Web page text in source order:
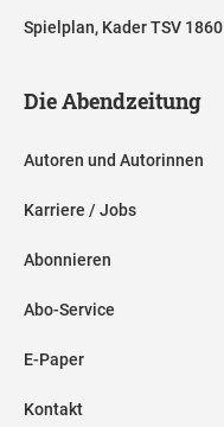
Spielplan, Kader TSV 1860
Die Abendzeitung
Autoren und Autorinnen
Karriere / Jobs
Abonnieren
Abo-Service
E-Paper
Kontakt